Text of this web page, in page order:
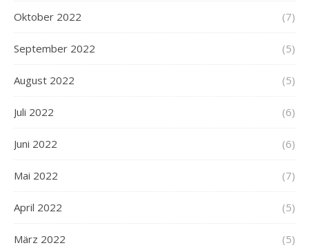
Oktober 2022 (7)
September 2022 (5)
August 2022 (5)
Juli 2022 (6)
Juni 2022 (6)
Mai 2022 (7)
April 2022 (5)
März 2022 (5)